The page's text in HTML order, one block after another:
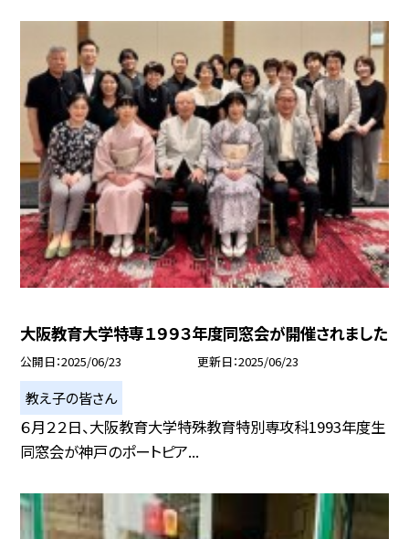
大阪教育大学特専１９９３年度同窓会が開催されました
公開日 2025/06/23 更新日 2025/06/23
教え子の皆さん
６月２２日、大阪教育大学特殊教育特別専攻科1993年度生
同窓会が神戸のポートピア...